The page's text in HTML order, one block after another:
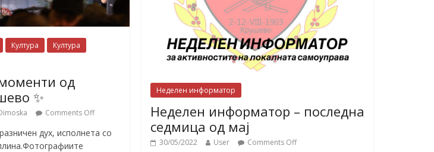
Култура
Култура
од
✨
Comments Off
дух, исполнета со
Неделен информатор
Неделен информатор – последна
седмица од мај
30/05/2022 User Comments Off